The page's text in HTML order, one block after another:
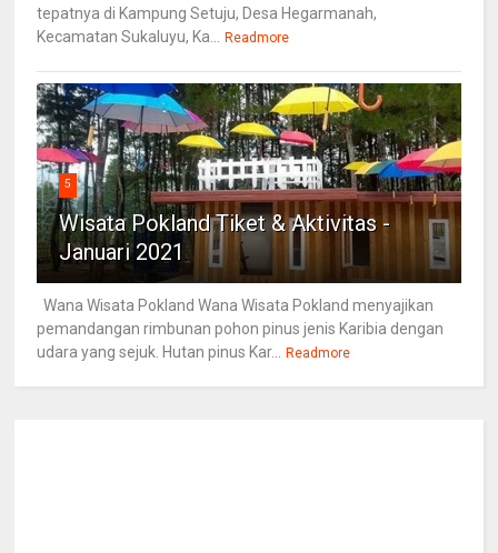
tepatnya di Kampung Setuju, Desa Hegarmanah,
Kecamatan Sukaluyu, Ka...
Readmore
5
Wisata Pokland Tiket & Aktivitas -
Januari 2021
Wana Wisata Pokland Wana Wisata Pokland menyajikan
pemandangan rimbunan pohon pinus jenis Karibia dengan
udara yang sejuk. Hutan pinus Kar...
Readmore